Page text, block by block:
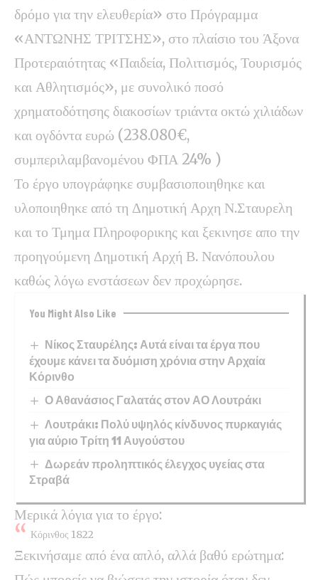
δρόμο για την ελευθερία» στο Πρόγραμμα
«ΑΝΤΩΝΗΣ ΤΡΙΤΣΗΣ», στο πλαίσιο του Άξονα
Προτεραιότητας «Παιδεία, Πολιτισμός, Τουρισμός
και Αθλητισμός», με συνολικό ποσό
χρηματοδότησης διακοσίων τριάντα οκτώ χιλιάδων
και ογδόντα ευρώ (238.080€,
συμπεριλαμβανομένου ΦΠΑ 24% )
Το έργο υπογράφηκε συμβασιοποιηθηκε και
υλοποιηθηκε από τη Δημοτική Αρχη Ν.Σταυρελη
και το Τμημα Πληροφορικης και ξεκινησε απο την
προηγούμενη Δημοτική Αρχή Β. Νανόπουλου
καθώς λόγω ενστάσεων δεν προχώρησε.
You Might Also Like
Νίκος Σταυρέλης: Αυτά είναι τα έργα που
έχουμε κάνει τα δυόμιση χρόνια στην Αρχαία
Κόρινθο
Ο Αθανάσιος Γαλατάς στον ΑΟ Λουτράκι
Λουτράκι: Πολύ υψηλός κίνδυνος πυρκαγιάς
για αύριο Τρίτη 11 Αυγούστου
Δωρεάν προληπτικός έλεγχος υγείας στα
Στραβά
Μερικά λόγια για το έργο:
Κόρινθος 1822
Ξεκινήσαμε από ένα απλό, αλλά βαθύ ερώτημα: